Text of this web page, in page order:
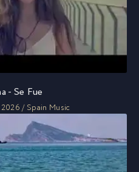
- Se Fue
/ Spain Music